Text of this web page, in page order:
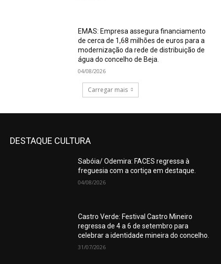
EMAS: Empresa assegura financiamento
de cerca de 1,68 milhões de euros para a
modernização da rede de distribuição de
água do concelho de Beja.
04/08/2026
Carregar mais
DESTAQUE CULTURA
Sabóia/ Odemira: FACES regressa à
freguesia com a cortiça em destaque.
04/08/2026
Castro Verde: Festival Castro Mineiro
regressa de 4 a 6 de setembro para
celebrar a identidade mineira do concelho.
31/07/2026